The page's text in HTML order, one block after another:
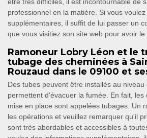
être très difficiles, il est incontournable de
professionnel en la matière. Si vous
supplémentaires, il suffit de lui passer un
que vous visitiez son site web pour avoir le
Ramoneur Lobry Léon et le
tubage des cheminées à
Rouzaud dans le 09100 et
Des tubes peuvent être installés au
permettent d'évacuer la fumée. En fait, les
mise en place sont appelées tubages. Un
les opérations et veuillez remarquer qu'il
sont très abordables et accessibles à